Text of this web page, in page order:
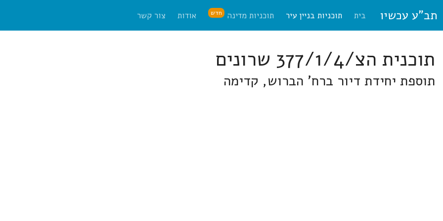
תב"ע עכשיו בית תוכניות בניין עיר תוכניות מדינה חדש אודות צור קשר
תוכנית הצ/377/1/4 שרונים
תוספת יחידת דיור ברח' הברוש, קדימה